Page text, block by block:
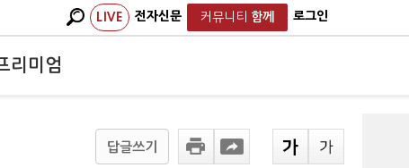
LIVE 전자신문 커뮤니티 함께 로그인
리미엄
답글쓰기